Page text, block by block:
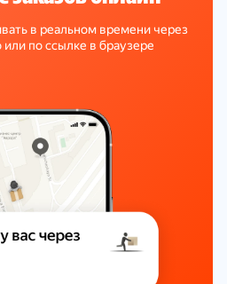
в реальном времени через
по ссылке в браузере